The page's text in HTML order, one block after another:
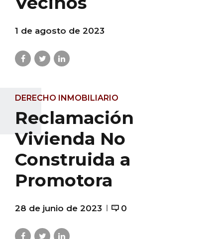
1 de agosto de 2023
DERECHO INMOBILIARIO
Reclamación
Vivienda No
Construida a
Promotora
28 de junio de 2023 0